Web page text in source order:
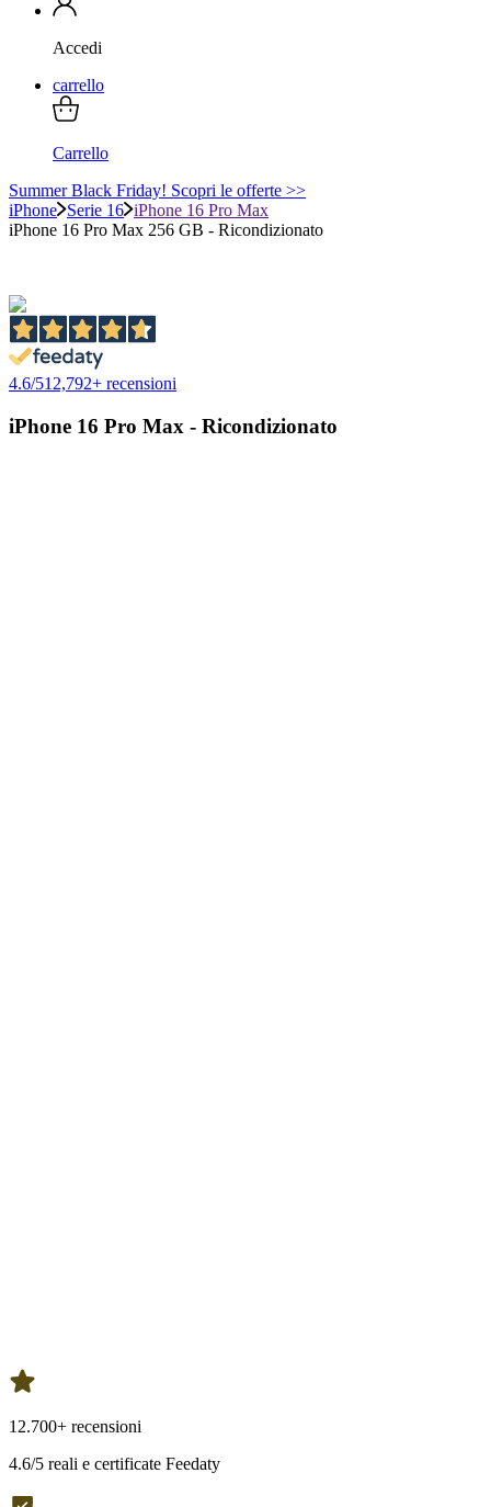
Accedi
carrello
Carrello
Summer Black Friday! Scopri le offerte >>
iPhone Serie 16 iPhone 16 Pro Max
iPhone 16 Pro Max 256 GB - Ricondizionato
4.6/512,792+ recensioni
iPhone 16 Pro Max - Ricondizionato
12.700+ recensioni
4.6/5 reali e certificate Feedaty